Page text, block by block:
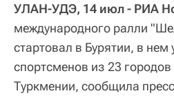
УЛАН-УДЭ, 14 июл - РИА
международного ралли
стартовал в Бурятии, в нем
спортсменов из 23
Туркмении, сообщила